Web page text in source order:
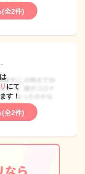
(全2件)
にて
す！
(全2件)